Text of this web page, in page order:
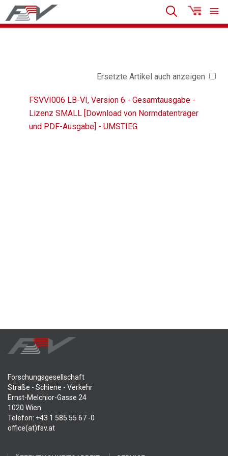
Ersetzte Artikel auch anzeigen
FSVVI006 LB-VI, Version 6 - Gesamtausgabe -
Lizenz SMALL [Download von Normdatenträger
und PDF-Ausgabe] - UMSTIEG
Forschungsgesellschaft
Straße - Schiene - Verkehr
Ernst-Melchior-Gasse 24
1020 Wien
Telefon: +43 1 585 55 67 -0
office(at)fsv.at